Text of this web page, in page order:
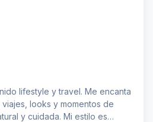
lifestyle y travel. Me encanta
looks y momentos de
y cuidada. Mi estilo es